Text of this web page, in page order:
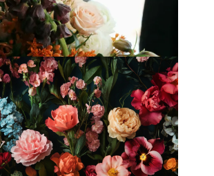
最佳花店
by H.：奢華花藝工作室